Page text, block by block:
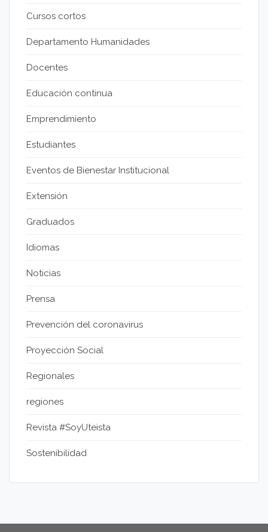
Cursos cortos
Departamento Humanidades
Docentes
Educación continua
Emprendimiento
Estudiantes
Eventos de Bienestar Institucional
Extensión
Graduados
Idiomas
Noticias
Prensa
Prevención del coronavirus
Proyección Social
Regionales
regiones
Revista #SoyUteista
Sostenibilidad